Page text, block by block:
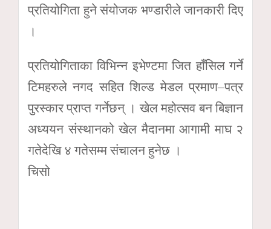
प्रतियोगिता हुने संयोजक भण्डारीले जानकारी दिए
।
प्रतियोगिताका विभिन्न इभेण्टमा जित हाँसिल गर्ने
टिमहरुले नगद सहित शिल्ड मेडल प्रमाण–पत्र
पुरस्कार प्राप्त गर्नेछन् । खेल महोत्सव बन बिज्ञान
अध्ययन संस्थानको खेल मैदानमा आगामी माघ २
गतेदेखि ४ गतेसम्म संचालन हुनेछ ।
चिसो